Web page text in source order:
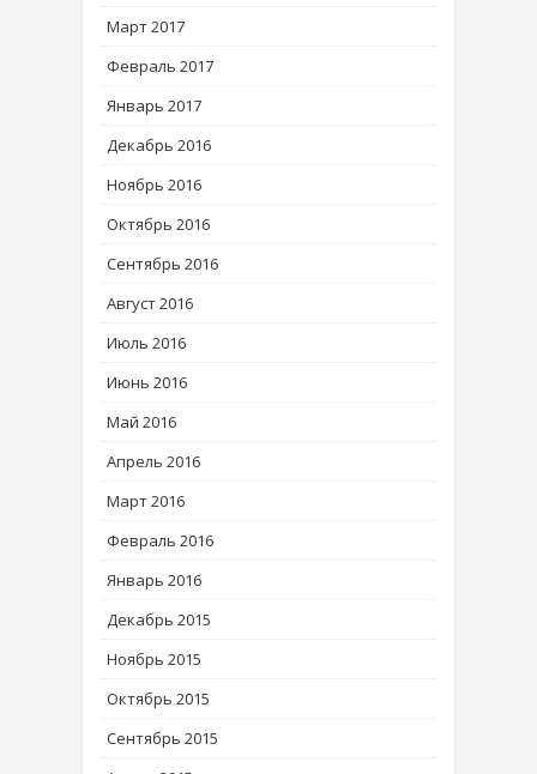
Март 2017
Февраль 2017
Январь 2017
Декабрь 2016
Ноябрь 2016
Октябрь 2016
Сентябрь 2016
Август 2016
Июль 2016
Июнь 2016
Май 2016
Апрель 2016
Март 2016
Февраль 2016
Январь 2016
Декабрь 2015
Ноябрь 2015
Октябрь 2015
Сентябрь 2015